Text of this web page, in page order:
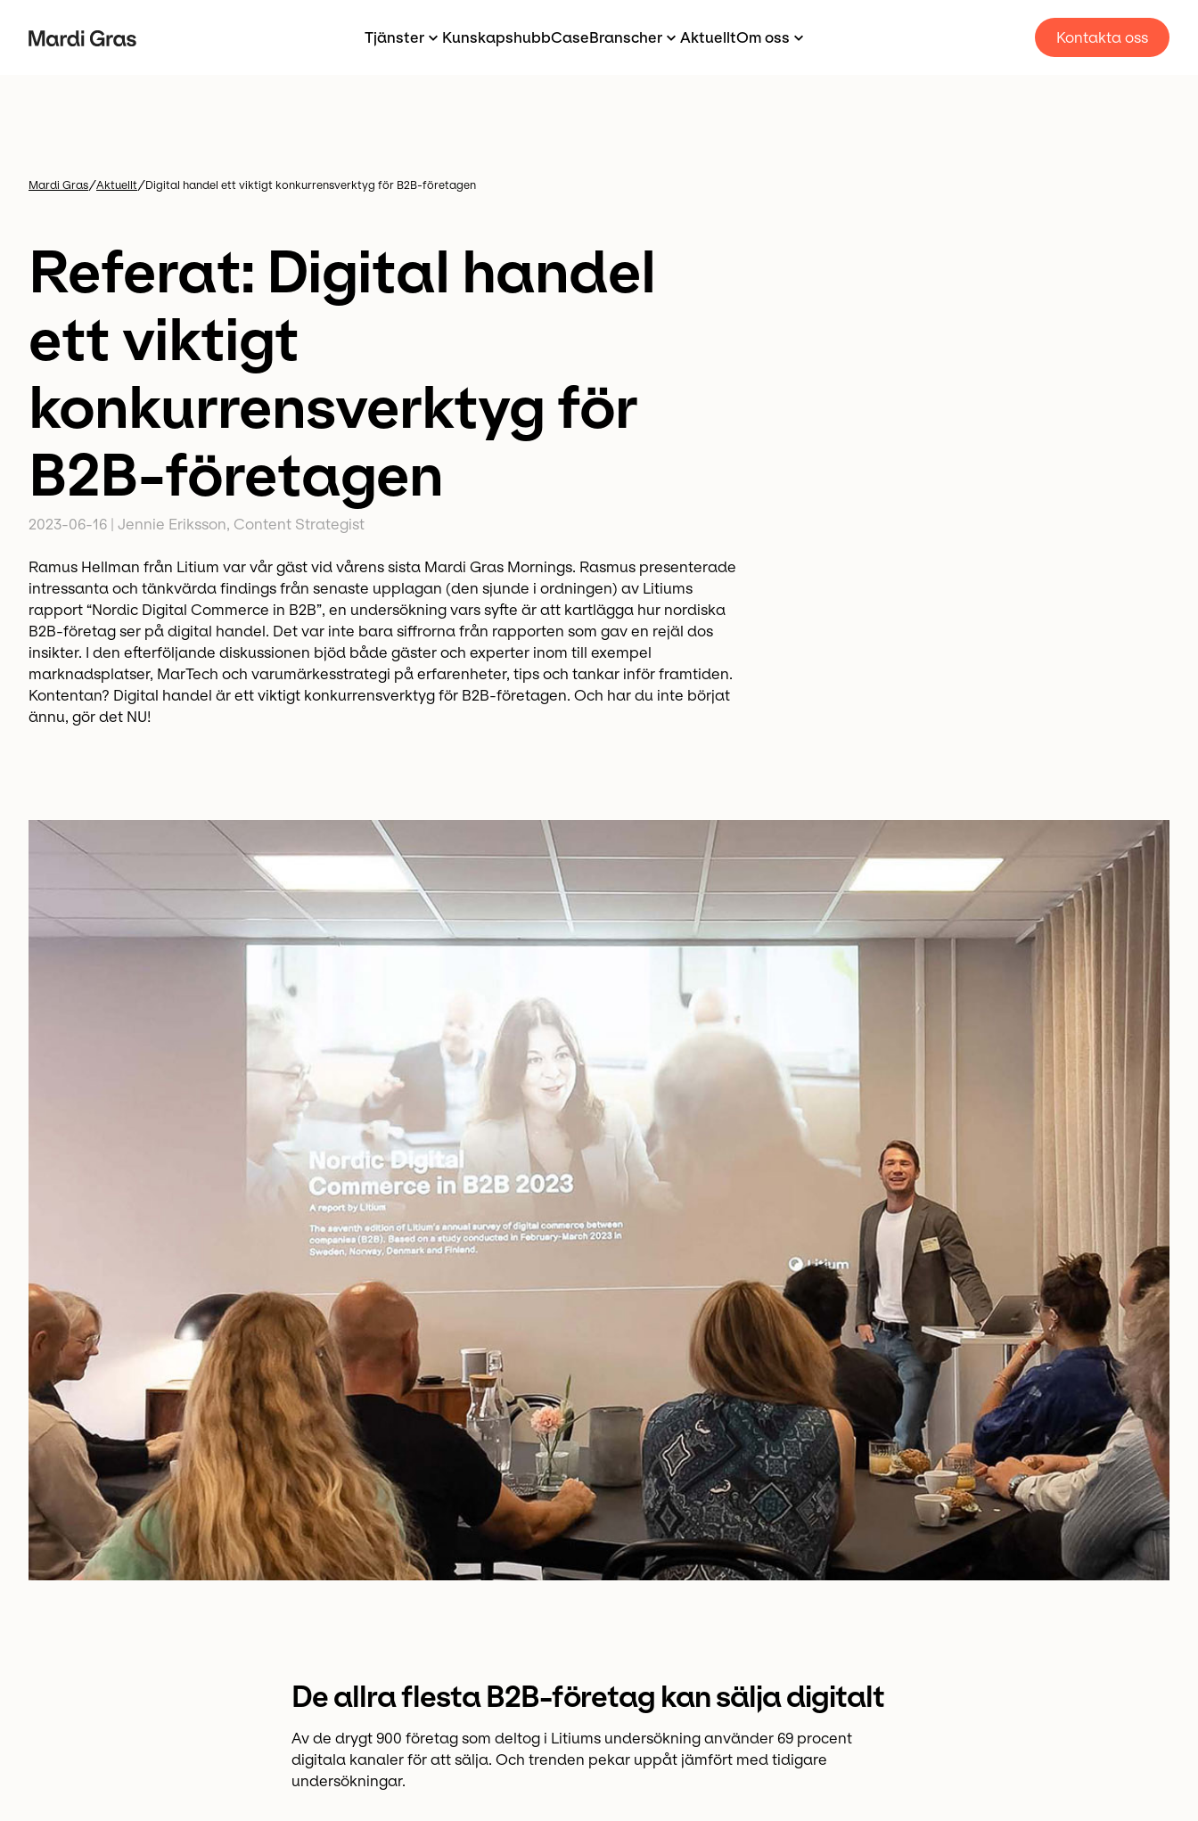
Tjänster KunskapshubbCaseBranscher AktuelltOm oss Kontakta oss
Mardi Gras/Aktuellt/Digital handel ett viktigt konkurrensverktyg för B2B-företagen
Referat: Digital handel
ett viktigt
konkurrensverktyg för
B2B-företagen
2023-06-16 Jennie Eriksson, Content Strategist
Ramus Hellman från Litium var vår gäst vid vårens sista Mardi Gras Mornings. Rasmus presenterade
intressanta och tänkvärda findings från senaste upplagan (den sjunde i ordningen) av Litiums
rapport “Nordic Digital Commerce in B2B”, en undersökning vars syfte är att kartlägga hur nordiska
B2B-företag ser på digital handel. Det var inte bara siffrorna från rapporten som gav en rejäl dos
insikter. I den efterföljande diskussionen bjöd både gäster och experter inom till exempel
marknadsplatser, MarTech och varumärkesstrategi på erfarenheter, tips och tankar inför framtiden.
Kontentan? Digital handel är ett viktigt konkurrensverktyg för B2B-företagen. Och har du inte börjat
ännu, gör det NU!
De allra flesta B2B-företag kan sälja digitalt
Av de drygt 900 företag som deltog i Litiums undersökning använder 69 procent
digitala kanaler för att sälja. Och trenden pekar uppåt jämfört med tidigare
undersökningar.